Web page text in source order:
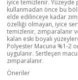
iyice temizlenir. Yüzeyde
kullanmadan önce bu
elde edilinceye kadar
özelliği olmayan, iyice
temizlenir, zımparalanır
kalan eski boyalı
Polyester Macuna %1-2
uygulanır. Sertleşen
zımparalanır.
Öneriler